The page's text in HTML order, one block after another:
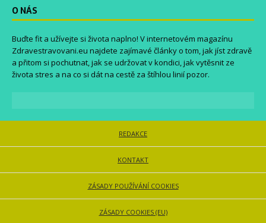
O NÁS
Buďte fit a užívejte si života naplno! V internetovém magazínu
Zdravestravovani.eu najdete zajímavé články o tom, jak jíst zdravě
a přitom si pochutnat, jak se udržovat v kondici, jak vytěsnit ze
života stres a na co si dát na cestě za štíhlou linií pozor.
REDAKCE
KONTAKT
ZÁSADY POUŽÍVÁNÍ COOKIES
ZÁSADY COOKIES (EU)